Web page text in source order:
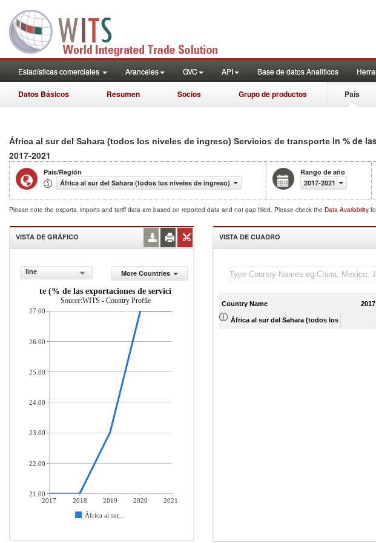
Estadísticas comerciales Aranceles GVC API Base de datos Analiticos
Datos Básicos Resumen Socios Grupo de productos País
África al sur del Sahara (todos los niveles de ingreso) Servicios de transporte in % de
2017-2021
País/Región
África al sur del Sahara (todos los niveles de ingreso)
Rango de año
2017-2021
Please note the exports, imports and tariff data are based on reported data and not gap filled. Please check the Data Availability
VISTA DE GRÁFICO
line
More Countries
transporte (% de las exportaciones de servicios, balanza de pagos)
Source:WITS - Country Profile
2017 2018 2019 2020 2021
África al sur...
27.00
26.00
25.00
24.00
23.00
22.00
21.00
VISTA DE CUADRO
Country Name 2017
África al sur del Sahara (todos los niveles de